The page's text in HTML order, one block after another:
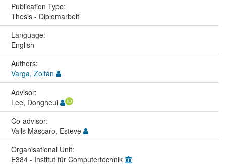
Publication Type:
Thesis - Diplomarbeit
Language:
English
Authors:
Varga, Zoltán
Advisor:
Lee, Dongheui
Co-advisor:
Valls Mascaro, Esteve
Organisational Unit:
E384 - Institut für Computertechnik